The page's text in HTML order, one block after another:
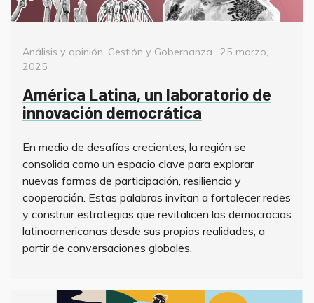
Categorías
Análisis y opinión, Gestión y Gobernanza
Posted
25 marzo,
2025
América Latina, un laboratorio de
innovación democrática
En medio de desafíos crecientes, la región se
consolida como un espacio clave para explorar
nuevas formas de participación, resiliencia y
cooperación. Estas palabras invitan a fortalecer redes
y construir estrategias que revitalicen las democracias
latinoamericanas desde sus propias realidades, a
partir de conversaciones globales.